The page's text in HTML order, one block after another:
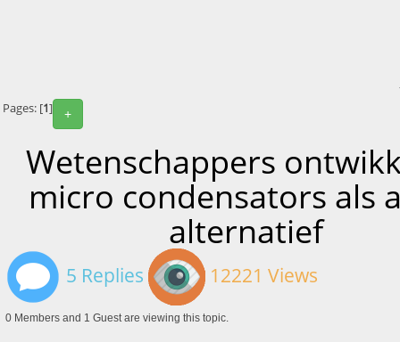
+
Pages: [1]
Wetenschappers
micro condensators als
alternatief
5 Replies 12221 Views
0 Members and 1 Guest are viewing this topic.